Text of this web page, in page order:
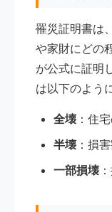
罹災証明書は
や家財にどの
が公式に証明
は以下のよう
全壊：住
半壊：損
一部損壊